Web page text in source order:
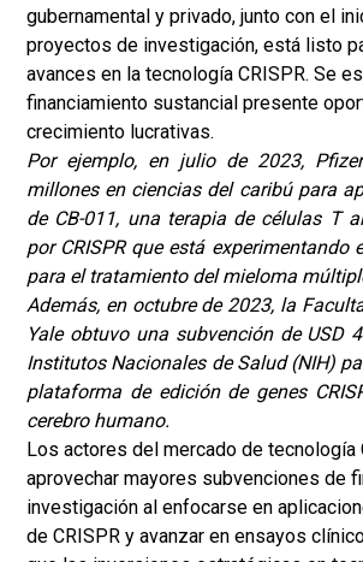
gubernamental y privado, junto con el
proyectos de investigación, está listo
avances en la tecnología CRISPR. Se
financiamiento sustancial presente
crecimiento lucrativas.
Por ejemplo, en julio de 2023,
millones en ciencias del caribú para
de CB-011, una terapia de células T
por CRISPR que está experimentando
para el tratamiento del mieloma
Además, en octubre de 2023, la
Yale obtuvo una subvención de USD
Institutos Nacionales de Salud (NIH)
plataforma de edición de genes
cerebro humano.
Los actores del mercado de tecnología
aprovechar mayores subvenciones de
investigación al enfocarse en
de CRISPR y avanzar en ensayos